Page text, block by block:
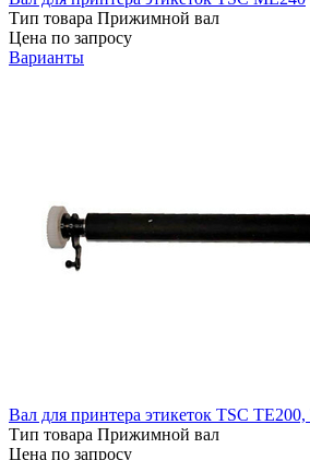
Тип товара Прижимной вал
Цена по запросу
Варианты
Вал для принтера этикеток TSC
Тип товара Прижимной вал
Цена по запросу